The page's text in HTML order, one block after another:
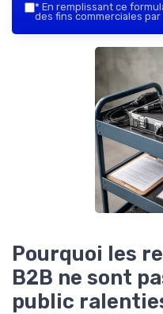
* En remplissant ce
des fins commerciales
Pourquoi les
B2B ne sont
public